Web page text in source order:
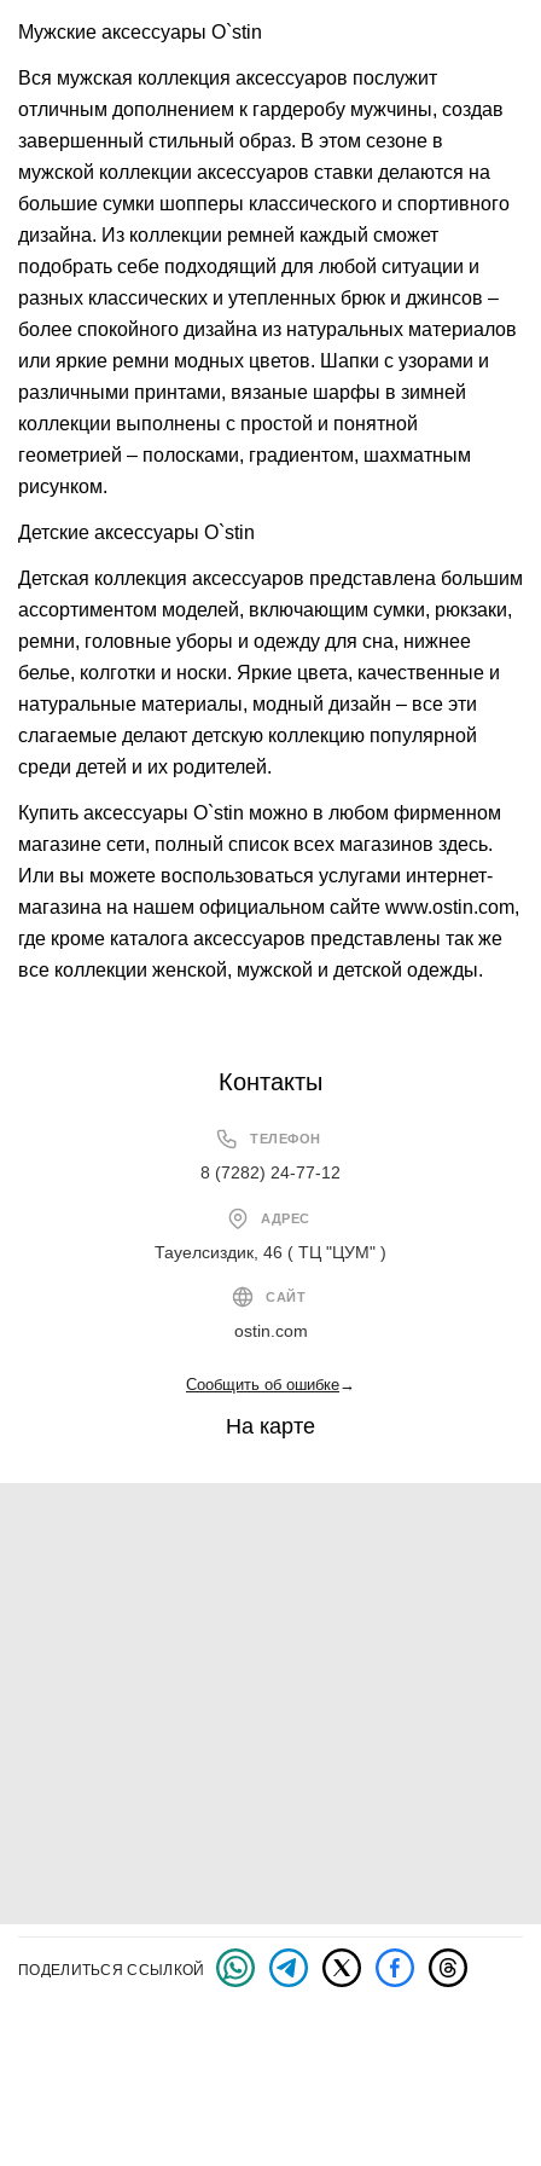
Мужские аксессуары O`stin
Вся мужская коллекция аксессуаров послужит
отличным дополнением к гардеробу мужчины, создав
завершенный стильный образ. В этом сезоне в
мужской коллекции аксессуаров ставки делаются на
большие сумки шопперы классического и спортивного
дизайна. Из коллекции ремней каждый сможет
подобрать себе подходящий для любой ситуации и
разных классических и утепленных брюк и джинсов –
более спокойного дизайна из натуральных материалов
или яркие ремни модных цветов. Шапки с узорами и
различными принтами, вязаные шарфы в зимней
коллекции выполнены с простой и понятной
геометрией – полосками, градиентом, шахматным
рисунком.
Детские аксессуары O`stin
Детская коллекция аксессуаров представлена большим
ассортиментом моделей, включающим сумки, рюкзаки,
ремни, головные уборы и одежду для сна, нижнее
белье, колготки и носки. Яркие цвета, качественные и
натуральные материалы, модный дизайн – все эти
слагаемые делают детскую коллекцию популярной
среди детей и их родителей.
Купить аксессуары O`stin можно в любом фирменном
магазине сети, полный список всех магазинов здесь.
Или вы можете воспользоваться услугами интернет-
магазина на нашем официальном сайте www.ostin.com,
где кроме каталога аксессуаров представлены так же
все коллекции женской, мужской и детской одежды.
Контакты
ТЕЛЕФОН
8 (7282) 24-77-12
АДРЕС
Тауелсиздик, 46 ( ТЦ "ЦУМ" )
САЙТ
ostin.com
Сообщить об ошибке→
На карте
ПОДЕЛИТЬСЯ ССЫЛКОЙ